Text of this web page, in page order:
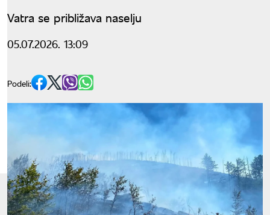
Vatra se približava naselju
05.07.2026. 13:09
Podeli: